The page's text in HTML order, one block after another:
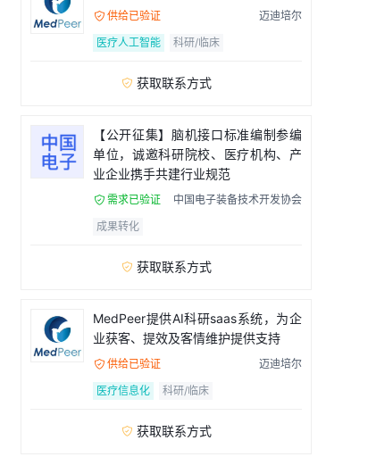
 供给已验证
迈迪培尔
医疗人工智能
科研/临床
 获取联系方式
【公开征集】脑机接口标准编制参编
单位，诚邀科研院校、医疗机构、产
业企业携手共建行业规范
 需求已验证
中国电子装备技术开发协会
成果转化
 获取联系方式
MedPeer提供AI科研saas系统，为企
业获客、提效及客情维护提供支持
 供给已验证
迈迪培尔
医疗信息化
科研/临床
 获取联系方式